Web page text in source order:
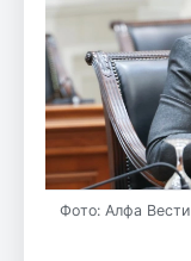
Фото: Алфа Вести